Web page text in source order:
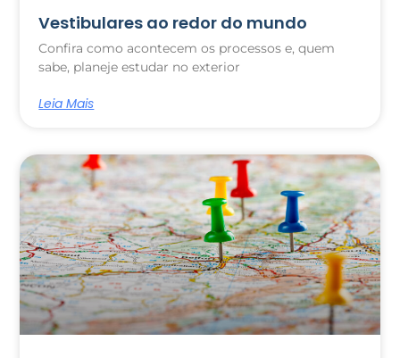
Vestibulares ao redor do mundo
Confira como acontecem os processos e, quem
sabe, planeje estudar no exterior
Leia Mais